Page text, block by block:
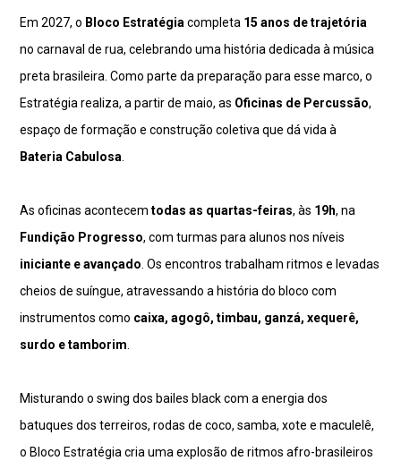
Em 2027, o Bloco Estratégia completa 15 anos de trajetória
no carnaval de rua, celebrando uma história dedicada à música
preta brasileira. Como parte da preparação para esse marco, o
Estratégia realiza, a partir de maio, as Oficinas de Percussão,
espaço de formação e construção coletiva que dá vida à
Bateria Cabulosa
As oficinas acontecemtodas as quartas-feiras, às 19h, na
Fundição Progresso, com turmas para alunos nos níveis
iniciante e avançado . Os encontros trabalham ritmos e levadas
cheios de suíngue, atravessando a história do bloco com
instrumentos como caixa, agogô, timbau, ganzá, xequerê,
surdo e tamborim
Misturando o swing dos bailes black com a energia dos
batuques dos terreiros, rodas de coco, samba, xote e maculelê,
o Bloco Estratégia cria uma explosão de ritmos afro-brasileiros